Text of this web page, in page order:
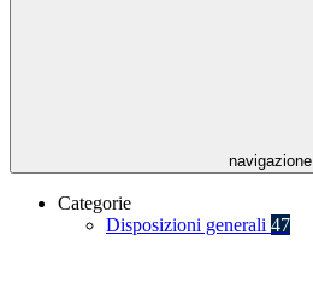
navigazione
Categorie
Disposizioni generali 47